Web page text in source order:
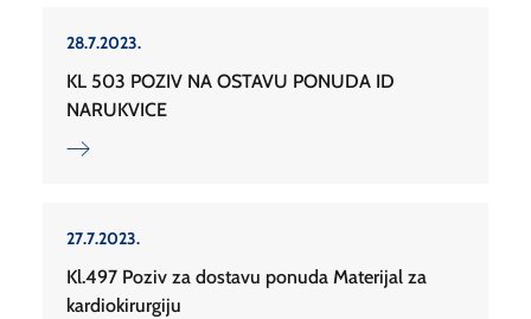
28.7.2023.
KL 503 POZIV NA OSTAVU PONUDA ID
NARUKVICE
27.7.2023.
Kl.497 Poziv za dostavu ponuda Materijal za
kardiokirurgiju